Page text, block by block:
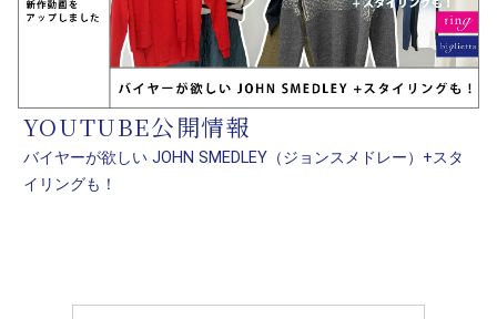
YOUTUBE公開情報
バイヤーが欲しい JOHN SMEDLEY（ジョンスメドレー）+スタ
イリングも！